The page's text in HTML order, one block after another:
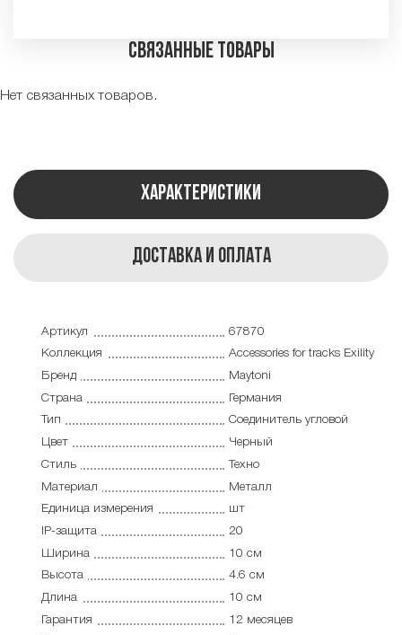
Связанные товары
Нет связанных товаров.
Характеристики
Доставка и оплата
Артикул
67870
Коллекция
Accessories for tracks Exility
Бренд
Maytoni
Страна
Германия
Тип
Соединитель угловой
Цвет
Черный
Стиль
Техно
Материал
Металл
Единица измерения
шт
IP-защита
20
Ширина
10 см
Высота
4.6 см
Длина
10 см
Гарантия
12 месяцев